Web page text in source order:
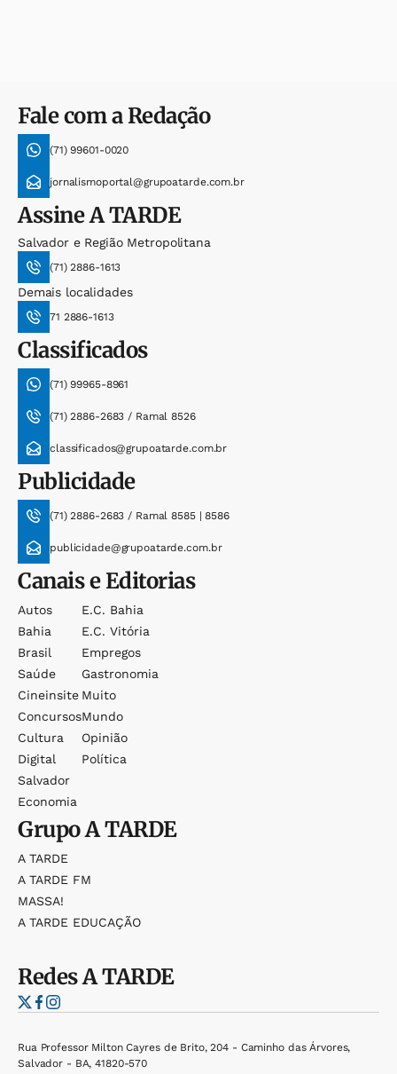
Fale com a Redação
(71) 99601-0020
jornalismoportal@grupoatarde.com.br
AssineA TARDE
Salvador e Região Metropolitana
(71) 2886-1613
Demais localidades
71 2886-1613
Classificados
(71) 99965-8961
(71) 2886-2683 / Ramal 8526
classificados@grupoatarde.com.br
Publicidade
(71) 2886-2683 / Ramal 8585 | 8586
publicidade@grupoatarde.com.br
Canais e Editorias
Autos
Bahia
Brasil
Saúde
Cineinsite
Concursos
Cultura
Digital
Salvador
Economia
E.c. Bahia
E.c. Vitória
Empregos
Gastronomia
Muito
Mundo
Opinião
Política
GrupoA TARDE
A TARDE
A TARDE FM
MASSA!
A TARDE EDUCAÇÃO
RedesA TARDE
Rua Professor Milton Cayres de Brito, 204 - Caminho das Árvores,
Salvador - BA, 41820-570